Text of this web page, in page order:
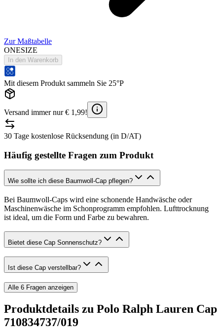
Zur Maßtabelle
ONESIZE
In den Warenkorb
Mit diesem Produkt sammeln Sie 25°P
Versand immer nur € 1,99!
30 Tage kostenlose Rücksendung (in D/AT)
Häufig gestellte Fragen zum Produkt
Wie sollte ich diese Baumwoll-Cap pflegen?
Bei Baumwoll-Caps wird eine schonende Handwäsche oder
Maschinenwäsche im Schonprogramm empfohlen. Lufttrocknung
ist ideal, um die Form und Farbe zu bewahren.
Bietet diese Cap Sonnenschutz?
Ist diese Cap verstellbar?
Alle 6 Fragen anzeigen
Produktdetails zu Polo Ralph Lauren Cap
710834737/019